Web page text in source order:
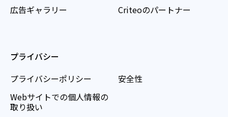
広告ギャラリー
Criteoのパートナー
プライバシー
プライバシーポリシー
Webサイトでの個人情報の
取り扱い
安全性